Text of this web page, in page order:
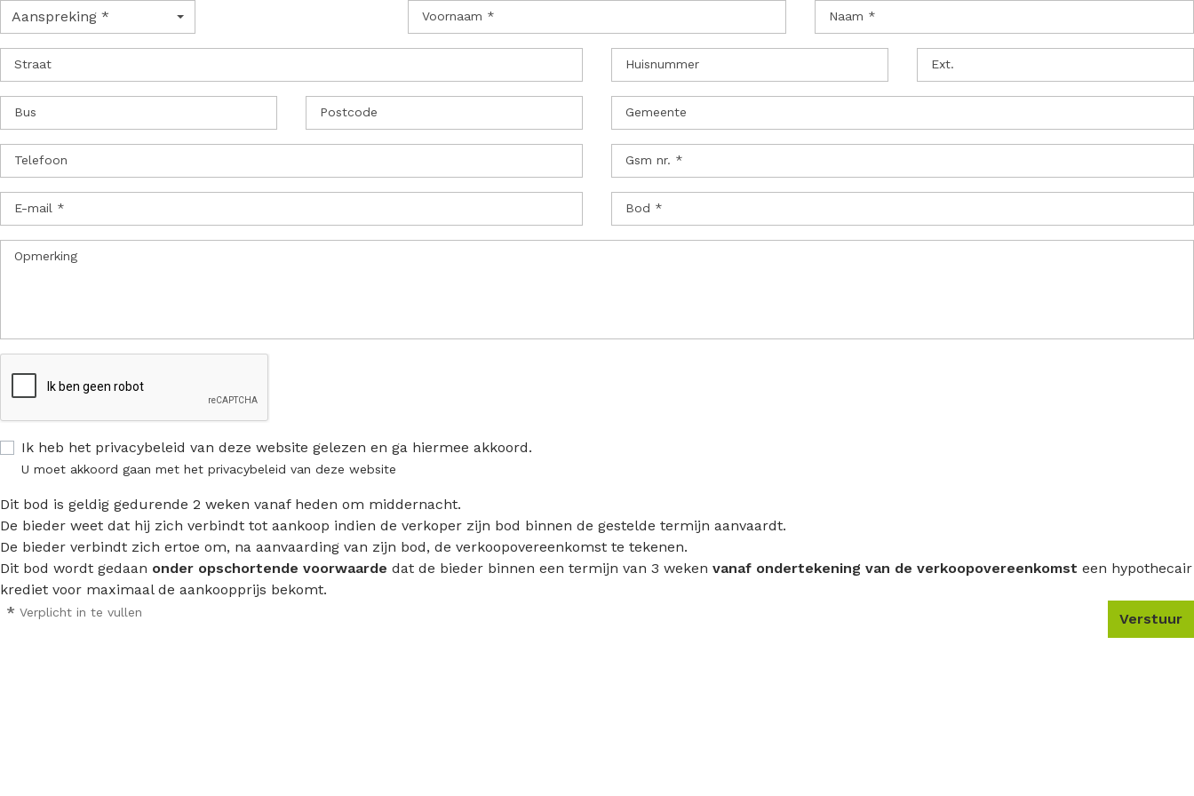
Aanspreking * Voornaam * Naam *
Straat Huisnummer Ext.
Bus Postcode Gemeente
Telefoon Gsm nr. *
E-mail * Bod *
Opmerking
Ik heb het privacybeleid van deze website gelezen en ga hiermee akkoord.
U moet akkoord gaan met het privacybeleid van deze website
Dit bod is geldig gedurende 2 weken vanaf heden om middernacht.
De bieder weet dat hij zich verbindt tot aankoop indien de verkoper zijn bod binnen de gestelde termijn aanvaardt.
De bieder verbindt zich ertoe om, na aanvaarding van zijn bod, de verkoopovereenkomst te tekenen.
Dit bod wordt gedaan onder opschortende voorwaarde dat de bieder binnen een termijn van 3 weken vanaf ondertekening van de verkoopovereenkomst een hypothecair
krediet voor maximaal de aankoopprijs bekomt.
* Verplicht in te vullen Verstuur